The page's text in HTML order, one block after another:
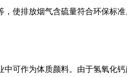
使排放烟气含硫量符合环保标
可作为体质颜料。由于氢氧化